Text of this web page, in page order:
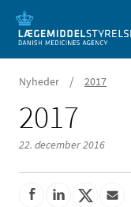
Nyheder / 2017
2017
22. december 2016